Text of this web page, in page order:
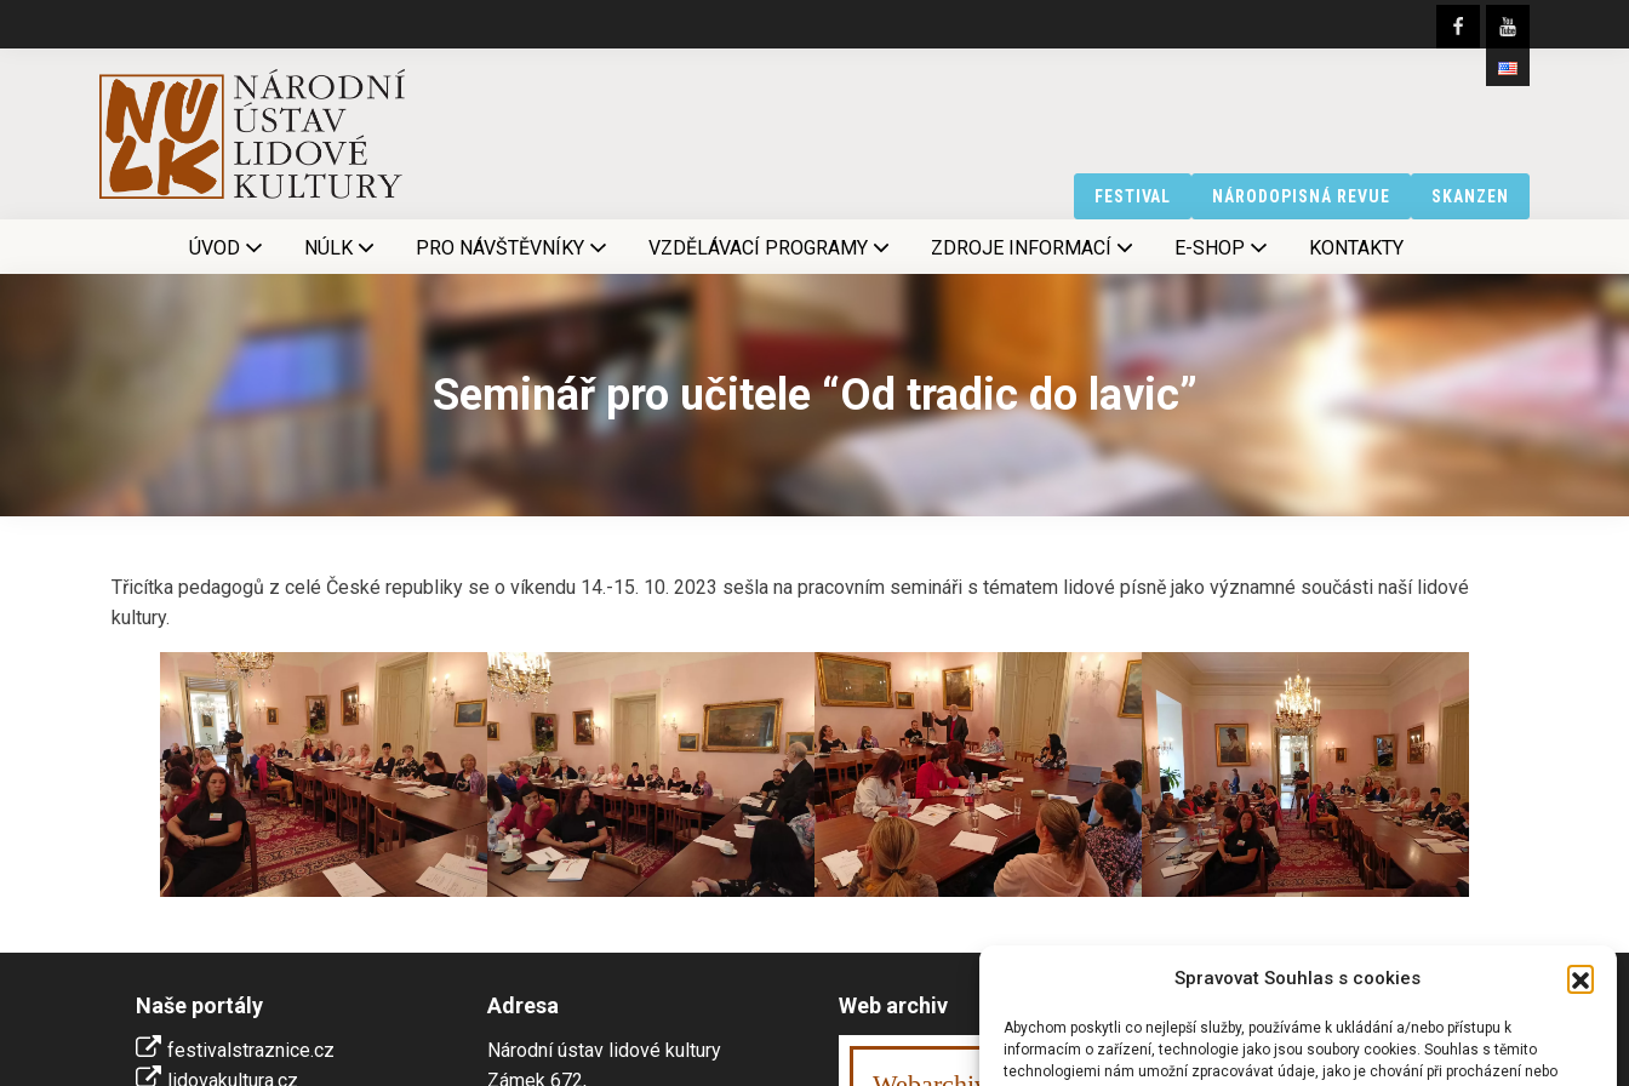
Spravovat Souhlas s cookies
Abychom poskytli co nejlepší služby, používáme k ukládání a/nebo přístupu k
informacím o zařízení, technologie jako jsou soubory cookies. Souhlas s těmito
technologiemi nám umožní zpracovávat údaje, jako je chování při procházení nebo
FESTIVAL NÁRODOPISNÁ REVUE SKANZEN
ÚVOD NÚLK PRO NÁVŠTĚVNÍKY VZDĚLÁVACÍ PROGRAMY ZDROJE INFORMACÍ E-SHOP KONTAKTY
Seminář pro učitele “Od tradic do lavic”
Třicítka pedagogů z celé České republiky se o víkendu 14.-15. 10. 2023 sešla na pracovním semináři s tématem lidové písně jako významné součásti naší lidové
kultury.
Naše portály
festivalstraznice.cz
lidovakultura.cz
Adresa
Národní ústav lidové kultury
Zámek 672,
Web archiv